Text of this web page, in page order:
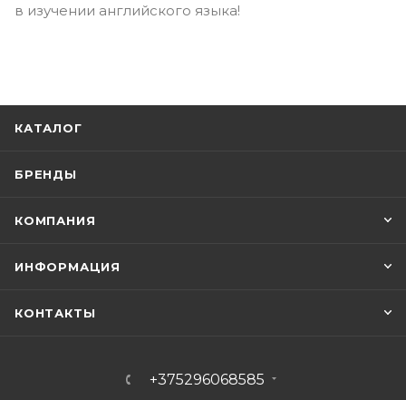
в изучении английского языка!
КАТАЛОГ
БРЕНДЫ
КОМПАНИЯ
ИНФОРМАЦИЯ
КОНТАКТЫ
+375296068585